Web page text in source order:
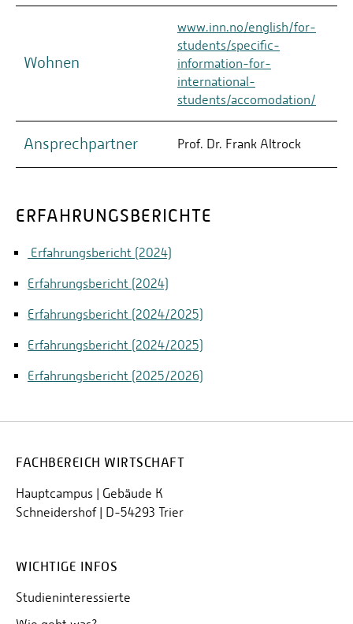
Wohnen
www.inn.no/english/for-
students/specific-
information-for-
international-
students/accomodation/
Ansprechpartner Prof. Dr. Frank Altrock
ERFAHRUNGSBERICHTE
Erfahrungsbericht (2024)
Erfahrungsbericht (2024)
Erfahrungsbericht (2024/2025)
Erfahrungsbericht (2024/2025)
Erfahrungsbericht (2025/2026)
FACHBEREICH WIRTSCHAFT
Hauptcampus | Gebäude K
Schneidershof | D-54293 Trier
WICHTIGE INFOS
Studieninteressierte